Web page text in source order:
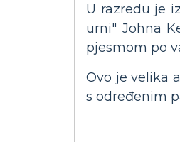
U razredu je
urni" Johna
pjesmom po
Ovo je velika
s određenim